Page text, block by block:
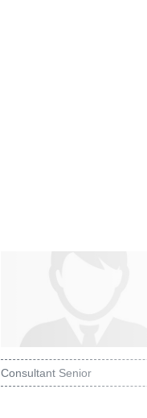
Consultant Senior